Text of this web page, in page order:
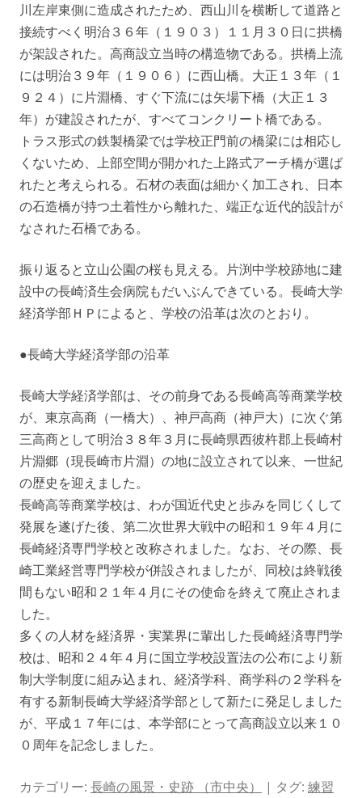
川左岸東側に造成されたため、西山川を横断して道路と
接続すべく明治３６年（１９０３）１１月３０日に拱橋
が架設された。高商設立当時の構造物である。拱橋上流
には明治３９年（１９０６）に西山橋。大正１３年（１
９２４）に片淵橋、すぐ下流には矢場下橋（大正１３
年）が建設されたが、すべてコンクリート橋である。
トラス形式の鉄製橋梁では学校正門前の橋梁には相応し
くないため、上部空間が開かれた上路式アーチ橋が選ば
れたと考えられる。石材の表面は細かく加工され、日本
の石造橋が持つ土着性から離れた、端正な近代的設計が
なされた石橋である。
振り返ると立山公園の桜も見える。片渕中学校跡地に建
設中の長崎済生会病院もだいぶんできている。長崎大学
経済学部ＨＰによると、学校の沿革は次のとおり。
●長崎大学経済学部の沿革
長崎大学経済学部は、その前身である長崎高等商業学校
が、東京高商（一橋大）、神戸高商（神戸大）に次ぐ第
三高商として明治３８年３月に長崎県西彼杵郡上長崎村
片淵郷（現長崎市片淵）の地に設立されて以来、一世紀
の歴史を迎えました。
長崎高等商業学校は、わが国近代史と歩みを同じくして
発展を遂げた後、第二次世界大戦中の昭和１９年４月に
長崎経済専門学校と改称されました。なお、その際、長
崎工業経営専門学校が併設されましたが、同校は終戦後
間もない昭和２１年４月にその使命を終えて廃止されま
した。
多くの人材を経済界・実業界に輩出した長崎経済専門学
校は、昭和２４年４月に国立学校設置法の公布により新
制大学制度に組み込まれ、経済学科、商学科の２学科を
有する新制長崎大学経済学部として新たに発足しました
が、平成１７年には、本学部にとって高商設立以来１０
０周年を記念しました。
カテゴリー: 長崎の風景・史跡 （市中央） | タグ: 練習